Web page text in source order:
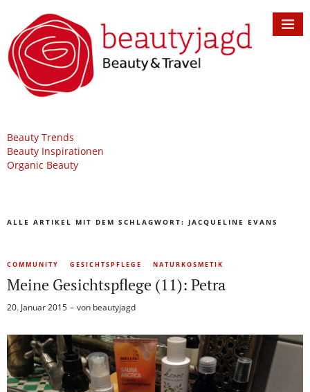
Beauty Trends
Beauty Inspirationen
Organic Beauty
ALLE ARTIKEL MIT DEM SCHLAGWORT: JACQUELINE EVANS
COMMUNITY GESICHTSPFLEGE NATURKOSMETIK
Meine Gesichtspflege (11): Petra
20. Januar 2015 von beautyjagd